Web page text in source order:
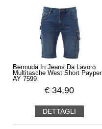
Bermuda In Jeans Da Lavoro
Multitasche West Short Payper
AY 7599
€ 34,90
DETTAGLI